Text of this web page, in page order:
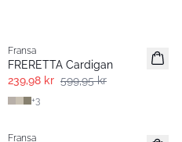
Extended size
Fransa
FRERETTA Cardigan
239,98 kr 599,95 kr
+3
Fransa